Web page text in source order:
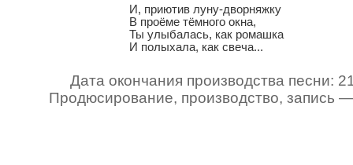
И, приютив луну-дворняжку
В проёме тёмного окна,
Ты улыбалась, как ромашка
И полыхала, как свеча...
Дата окончания производства песни:
Продюсирование, производство, запись